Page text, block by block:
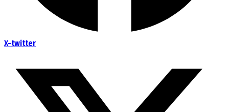
X-twitter